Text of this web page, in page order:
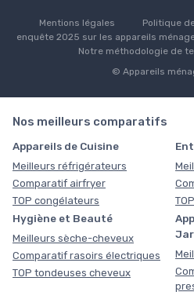
Mentions légales Politique
enquête 2025 sur les appareils
Notre méthodologie de
© Appareils
Nos meilleurs comparatifs
Appareils de Cuisine
Meilleurs réfrigérateurs
Comparatif airfryer
TOP congélateurs
Hygiène et Beauté
Meilleurs sèche-cheveux
Comparatif rasoirs électriques
TOP tondeuses cheveux